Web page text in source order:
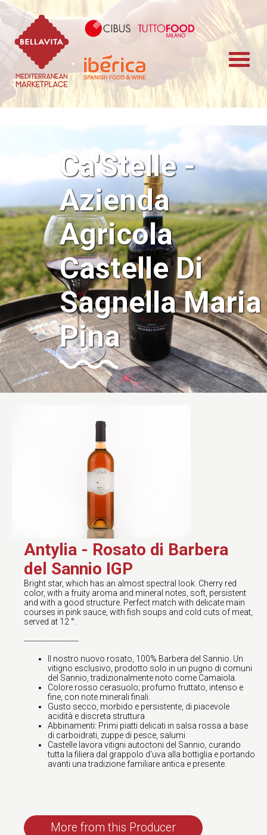
Bellavita Marketplace Cibus TuttoFood
Ca'Stelle -
Azienda
Agricola
Castelle Di
Sagnella Maria
Pina
Antylia - Rosato di Barbera
del Sannio IGP
Bright star, which has an almost spectral look. Cherry red
color, with a fruity aroma and mineral notes, soft, persistent
and with a good structure. Perfect match with delicate main
courses in pink sauce, with fish soups and cold cuts of meat,
served at 12 °.
-----------------------
Il nostro nuovo rosato, 100% Barbera del Sannio. Un
vitigno esclusivo, prodotto solo in un pugno di comuni
del Sannio, tradizionalmente noto come Camaiola.
Colore rosso cerasuolo; profumo fruttato, intenso e
fine, con note minerali finali.
Gusto secco, morbido e persistente, di piacevole
acidità e discreta struttura
Abbinamenti: Primi piatti delicati in salsa rossa a base
di carboidrati, zuppe di pesce, salumi
Castelle lavora vitigni autoctoni del Sannio, curando
tutta la filiera dal grappolo d'uva alla bottiglia e portando
avanti una tradizione familiare antica e presente.
More from this Producer